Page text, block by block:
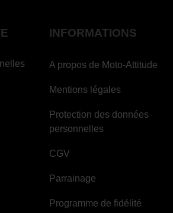
INFORMATIONS
A propos de Moto-Attitude
Mentions légales
Protection des données
personnelles
CGV
Parrainage
Programme de fidélité